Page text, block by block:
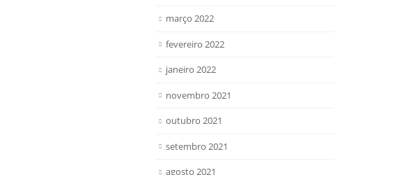
março 2022
fevereiro 2022
janeiro 2022
novembro 2021
outubro 2021
setembro 2021
agosto 2021